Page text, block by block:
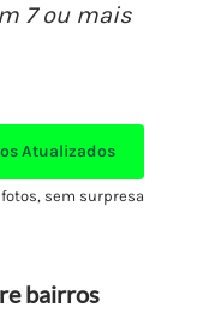
7 ou mais
Atualizados
sem surpresa
bairros